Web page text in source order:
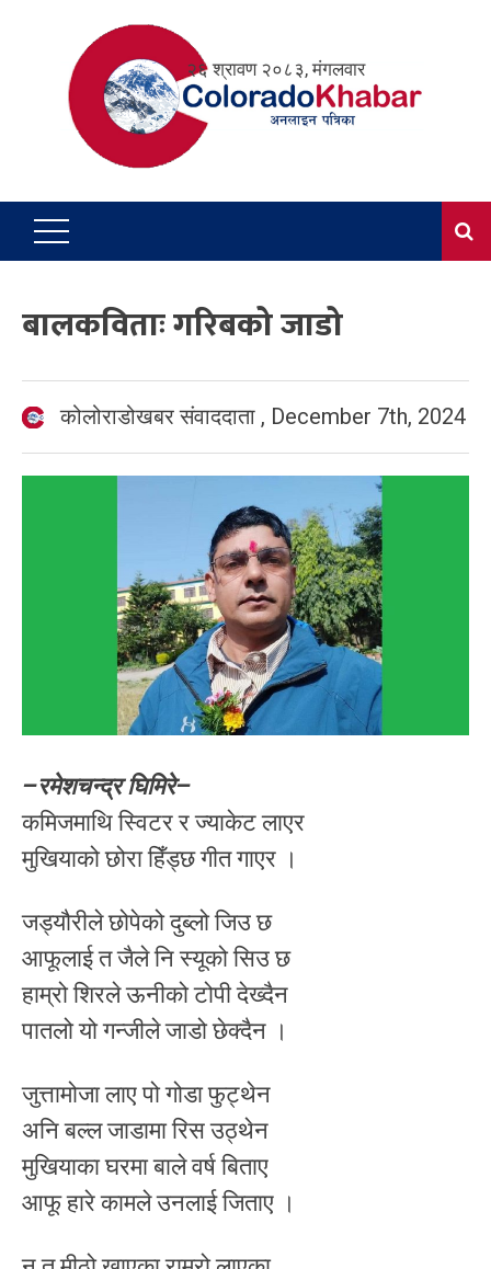
२६ श्रावण २०८३, मंगलवार
बालकविताः गरिबको जाडो
कोलोराडोखबर संवाददाता , December 7th, 2024
–रमेशचन्द्र घिमिरे–
कमिजमाथि स्विटर र ज्याकेट लाएर
मुखियाको छोरा हिँड्छ गीत गाएर ।
जड्यौरीले छोपेको दुब्लो जिउ छ
आफूलाई त जैले नि स्यूको सिउ छ
हाम्रो शिरले ऊनीको टोपी देख्दैन
पातलो यो गन्जीले जाडो छेक्दैन ।
जुत्तामोजा लाए पो गोडा फुट्थेन
अनि बल्ल जाडामा रिस उठ्थेन
मुखियाका घरमा बाले वर्ष बिताए
आफू हारे कामले उनलाई जिताए ।